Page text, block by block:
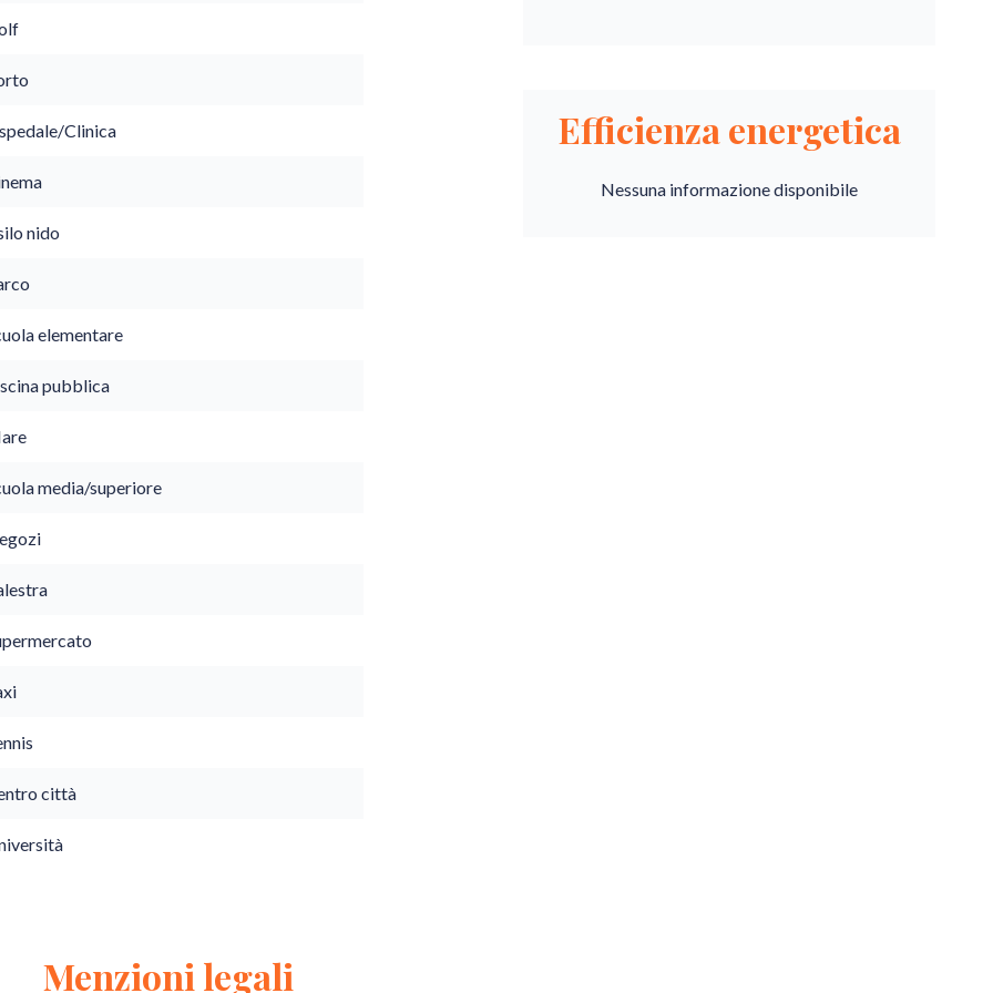
Clinica
nido
elementare
pubblica
media/superiore
città
Menzioni legali
Efficienza energetica
Nessuna informazione disponibile